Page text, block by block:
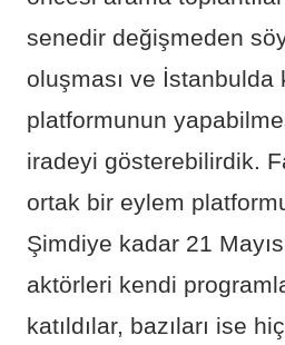
senedir değişmeden
oluşması ve
platformunun
iradeyi gösterebilirdik.
ortak bir eylem
Şimdiye kadar 21
aktörleri kendi
katıldılar, bazıları ise